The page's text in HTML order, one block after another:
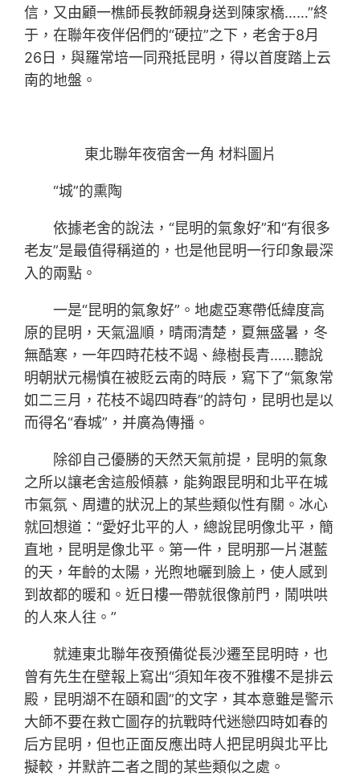
信，又由顧一樵師長教師親身送到陳家橋……”終
于，在聯年夜伴侶們的“硬拉”之下，老舍于8月
26日，與羅常培一同飛抵昆明，得以首度踏上云
南的地盤。
東北聯年夜宿舍一角 材料圖片
“城”的熏陶
依據老舍的說法，“昆明的氣象好”和“有很多
老友”是最值得稱道的，也是他昆明一行印象最深
入的兩點。
一是“昆明的氣象好”。地處亞寒帶低緯度高
原的昆明，天氣溫順，晴雨清楚，夏無盛暑，冬
無酷寒，一年四時花枝不竭、綠樹長青……聽說
明朝狀元楊慎在被貶云南的時辰，寫下了“氣象常
如二三月，花枝不竭四時春”的詩句，昆明也是以
而得名“春城”，并廣為傳播。
除卻自己優勝的天然天氣前提，昆明的氣象
之所以讓老舍這般傾慕，能夠跟昆明和北平在城
市氣氛、周遭的狀況上的某些類似性有關。冰心
就回想道：“愛好北平的人，總說昆明像北平，簡
直地，昆明是像北平。第一件，昆明那一片湛藍
的天，年齡的太陽，光煦地曬到臉上，使人感到
到故都的暖和。近日樓一帶就很像前門，鬧哄哄
的人來人往。”
就連東北聯年夜預備從長沙遷至昆明時，也
曾有先生在壁報上寫出“須知年夜不雅樓不是排云
殿，昆明湖不在頤和園”的文字，其本意雖是警示
大師不要在救亡圖存的抗戰時代迷戀四時如春的
后方昆明，但也正面反應出時人把昆明與北平比
擬較，并默許二者之間的某些類似之處。